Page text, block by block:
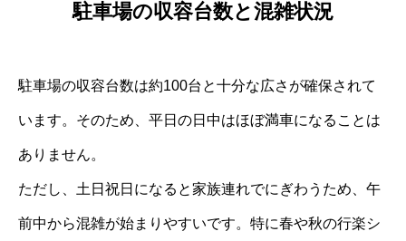
駐車場の収容台数と混雑状況
駐車場の収容台数は約100台と十分な広さが確保されて
います。そのため、平日の日中はほぼ満車になることは
ありません。
ただし、土日祝日になると家族連れでにぎわうため、午
前中から混雑が始まりやすいです。特に春や秋の行楽シ